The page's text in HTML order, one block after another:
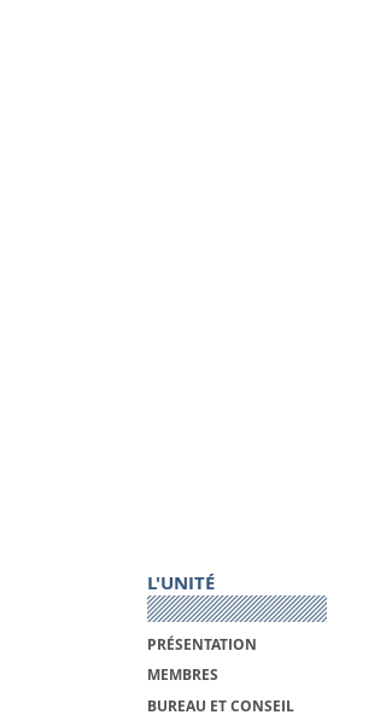
L'UNITÉ
PRÉSENTATION
MEMBRES
BUREAU ET CONSEIL